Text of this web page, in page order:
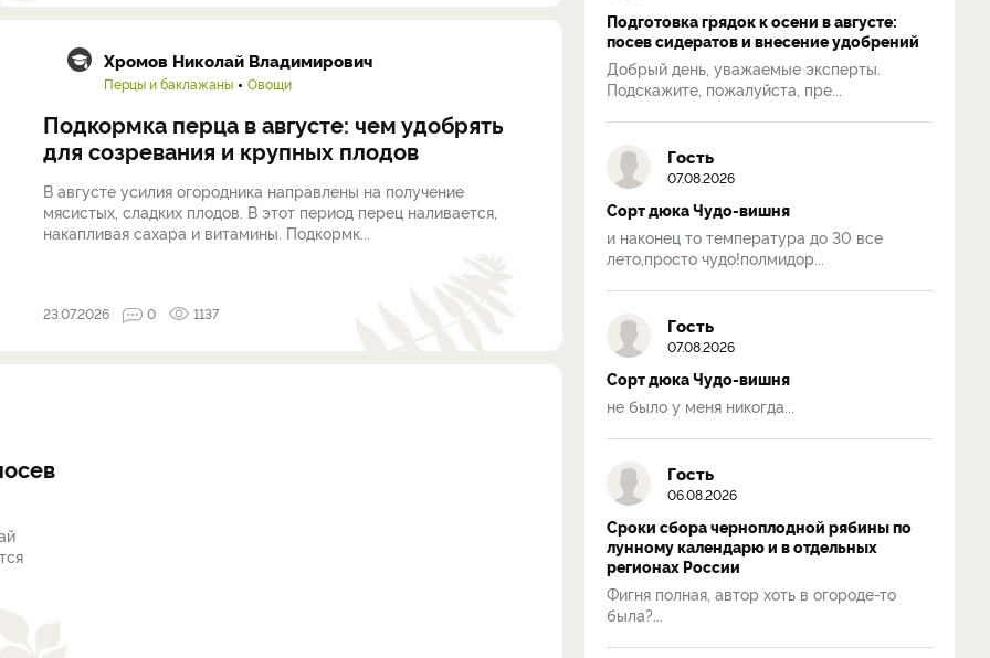
Хромов Николай Владимирович
Перцы и баклажаны Овощи
Подкормка перца в августе: чем удобрять
для созревания и крупных плодов
В августе усилия огородника направлены на получение
мясистых, сладких плодов. В этот период перец наливается,
накапливая сахара и витамины. Подкормк...
23.07.2026 0 1137
Подготовка грядок к осени в августе:
посев сидератов и внесение удобрений
Добрый день, уважаемые эксперты.
Подскажите, пожалуйста, пре...
Гость
07.08.2026
Сорт дюка Чудо-вишня
и наконец то температура до 30 все
лето,просто чудо!полмидор...
Гость
07.08.2026
Сорт дюка Чудо-вишня
не было у меня никогда...
Гость
06.08.2026
Сроки сбора черноплодной рябины по
лунному календарю и в отдельных
регионах России
Фигня полная, автор хоть в огороде-то
была?...